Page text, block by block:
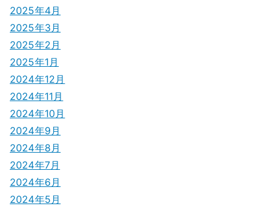
2025年4月
2025年3月
2025年2月
2025年1月
2024年12月
2024年11月
2024年10月
2024年9月
2024年8月
2024年7月
2024年6月
2024年5月